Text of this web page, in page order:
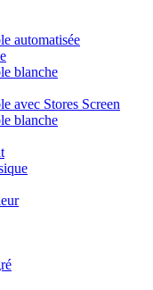
automatisée
blanche
avec Stores Screen
blanche